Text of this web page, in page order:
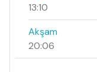
13:10
Akşam
20:06